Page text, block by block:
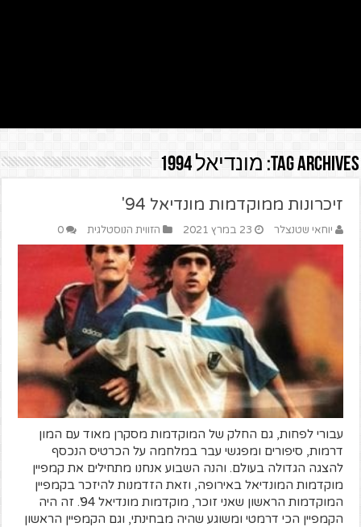
Tag Archives: מונדיאל 1994
זיכרונות ממוקדמות מונדיאל 94'
יוחאי שטנצלר 23 במרץ 2021 הזווית הנוסטלגית 0
עבורי לפחות, גם החלק של המוקדמות מסקרן מאוד עם המון
דרמות, סיפורים ומפגשי עבר במלחמה על הכרטיס הנכסף
להצגה הגדולה בעולם. והנה השבוע אנחנו מתחילים את קמפיין
מוקדמות המונדיאל באירופה, וזאת הזדמנות להיזכר בקמפיין
המוקדמות הראשון שאני זוכר, מוקדמות מונדיאל 94'. זה היה
הקמפיין הכי דרמטי ומשוגע שהיה מבחינתי, וגם הקמפיין הראשון